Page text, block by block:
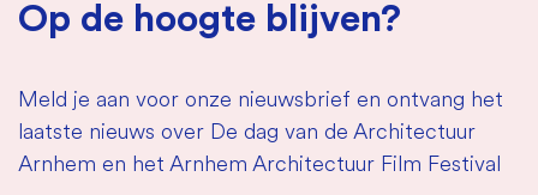
Op de hoogte blijven?
Meld je aan voor onze nieuwsbrief en ontvang het
laatste nieuws over De dag van de Architectuur
Arnhem en het Arnhem Architectuur Film Festival